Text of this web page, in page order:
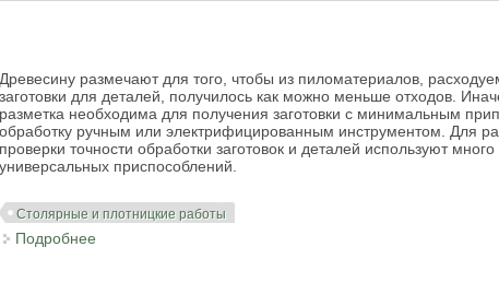
Древесину размечают для того, чтобы из пиломатериалов,
заготовки для деталей, получилось как можно меньше отходов.
разметка необходима для получения заготовки с минимальным
обработку ручным или электрифицированным инструментом. Для
проверки точности обработки заготовок и деталей используют
универсальных приспособлений.
Столярные и плотницкие работы
Подробнее